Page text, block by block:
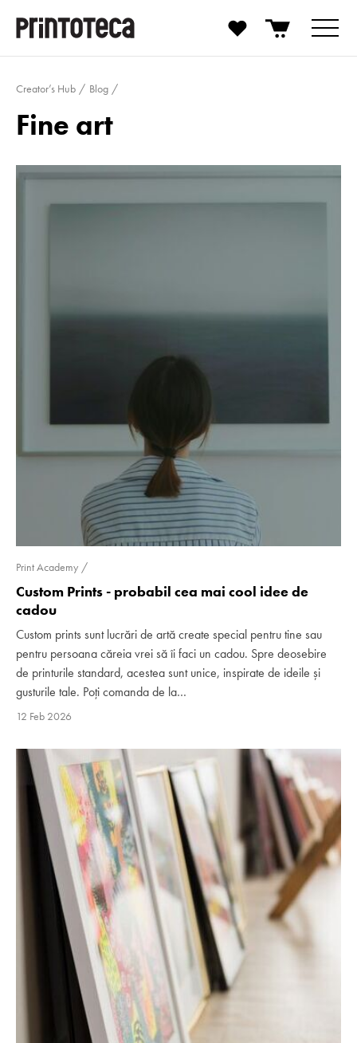
Creator’s Hub Blog
Fine art
Print Academy
Custom Prints - probabil cea mai cool idee de
cadou
Custom prints sunt lucrări de artă create special pentru tine sau
pentru persoana căreia vrei să îi faci un cadou. Spre deosebire
de printurile standard, acestea sunt unice, inspirate de ideile și
gusturile tale. Poți comanda de la…
12 Feb 2026